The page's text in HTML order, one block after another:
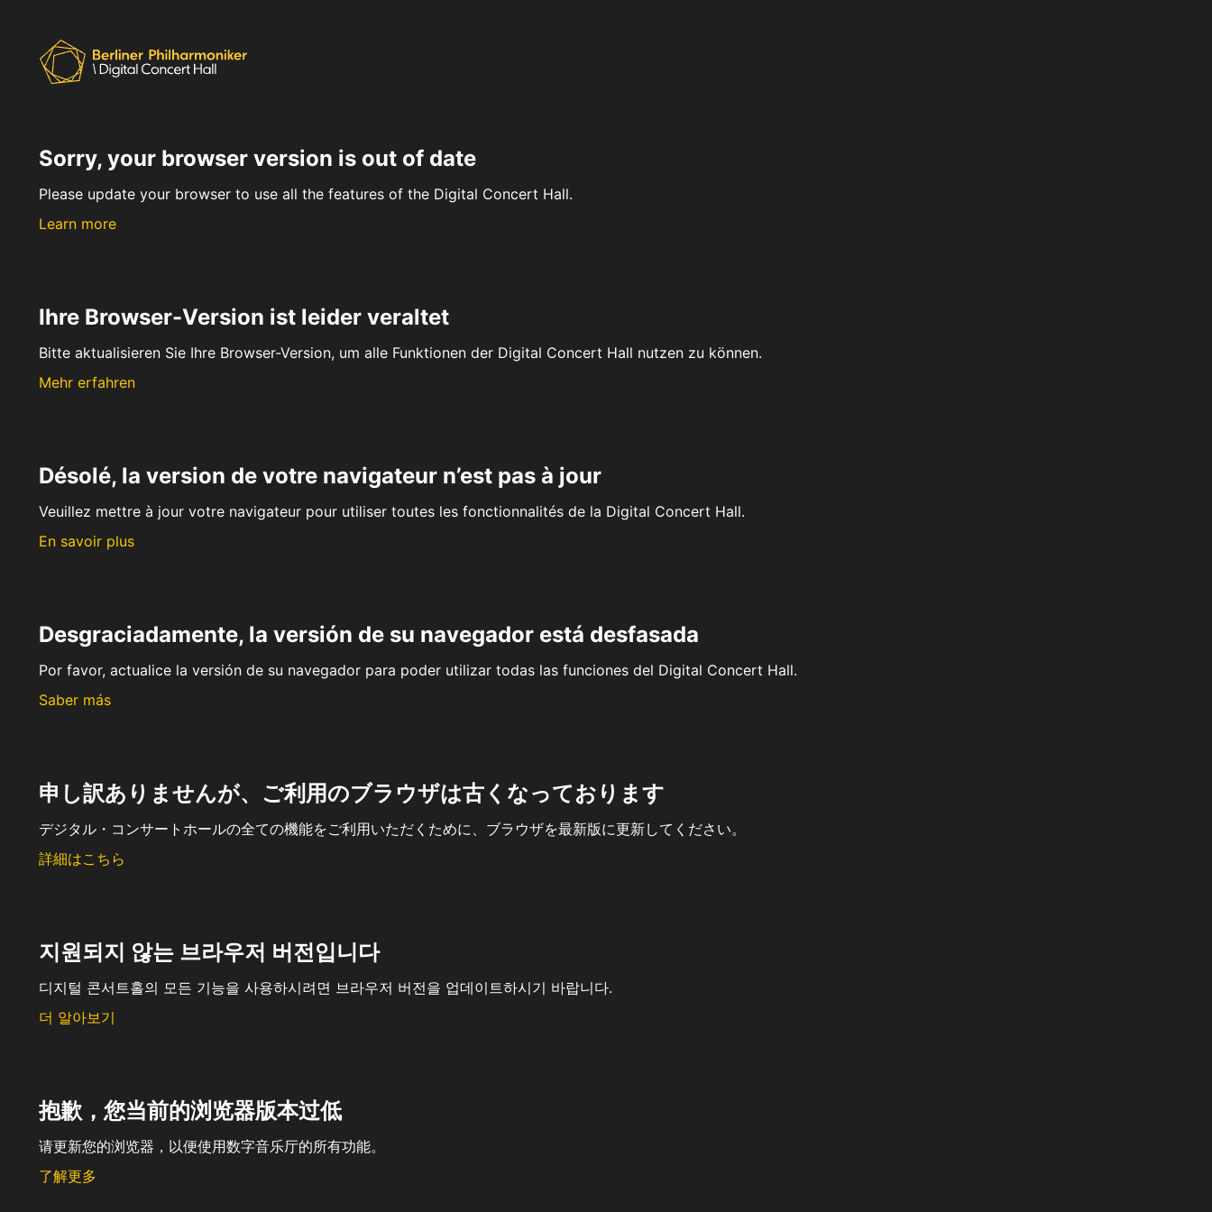
Sorry, your browser version is out of date
Please update your browser to use all the features of the Digital Concert Hall.
Learn more
Ihre Browser-Version ist leider veraltet
Bitte aktualisieren Sie Ihre Browser-Version, um alle Funktionen der Digital Concert Hall nutzen zu können.
Mehr erfahren
Désolé, la version de votre navigateur n’est pas à jour
Veuillez mettre à jour votre navigateur pour utiliser toutes les fonctionnalités de la Digital Concert Hall.
En savoir plus
Desgraciadamente, la versión de su navegador está desfasada
Por favor, actualice la versión de su navegador para poder utilizar todas las funciones del Digital Concert Hall.
Saber más
申し訳ありませんが、ご利用のブラウザは古くなっております
デジタル・コンサートホールの全ての機能をご利用いただくために、ブラウザを最新版に更新してください。
詳細はこちら
지원되지 않는 브라우저 버전입니다
디지털 콘서트홀의 모든 기능을 사용하시려면 브라우저 버전을 업데이트하시기 바랍니다.
더 알아보기
抱歉，您当前的浏览器版本过低
请更新您的浏览器，以便使用数字音乐厅的所有功能。
了解更多